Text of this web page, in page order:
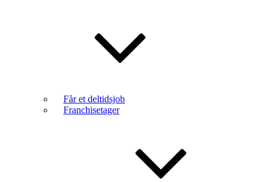
Får et deltidsjob
Franchisetager